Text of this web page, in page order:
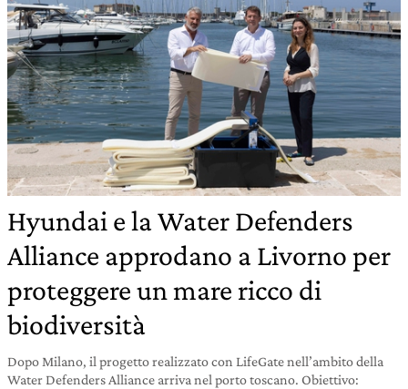
Hyundai e la Water Defenders
Alliance approdano a Livorno per
proteggere un mare ricco di
biodiversità
Dopo Milano, il progetto realizzato con LifeGate nell’ambito della
Water Defenders Alliance arriva nel porto toscano. Obiettivo: